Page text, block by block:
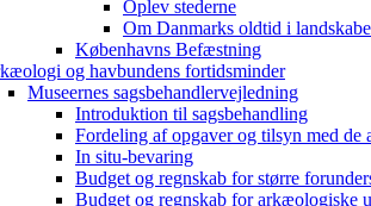
Oplev stederne
Om Danmarks oldtid i
Københavns Befæstning
og havbundens fortidsminder
Museernes sagsbehandlervejledning
Introduktion til sagsbehandling
Fordeling af opgaver og tilsyn med de
In situ-bevaring
Budget og regnskab for større
Budget og regnskab for arkæologiske